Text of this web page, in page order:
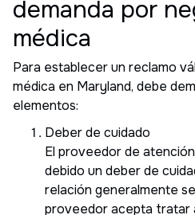
demanda por
médica
Para establecer un reclamo
médica en Maryland, debe
elementos:
Deber de cuidado
El proveedor de
debido un deber de
relación generalmente
proveedor acepta tratar